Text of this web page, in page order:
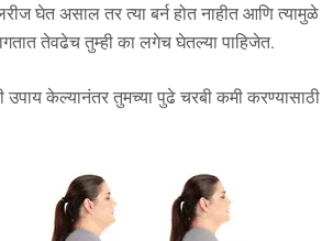
घेत असाल तर त्या बर्न होत नाहीत आणि त्यामुळे
तेवढेच तुम्ही का लगेच घेतल्या पाहिजेत.
केल्यानंतर तुमच्या पुढे चरबी कमी